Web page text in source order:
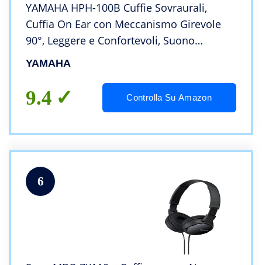
YAMAHA HPH-100B Cuffie Sovraurali,
Cuffia On Ear con Meccanismo Girevole
90°, Leggere e Confortevoli, Suono
Dinamico di Qualità, Adatte per Strumenti
YAMAHA
9.4 Controlla Su Amazon
6